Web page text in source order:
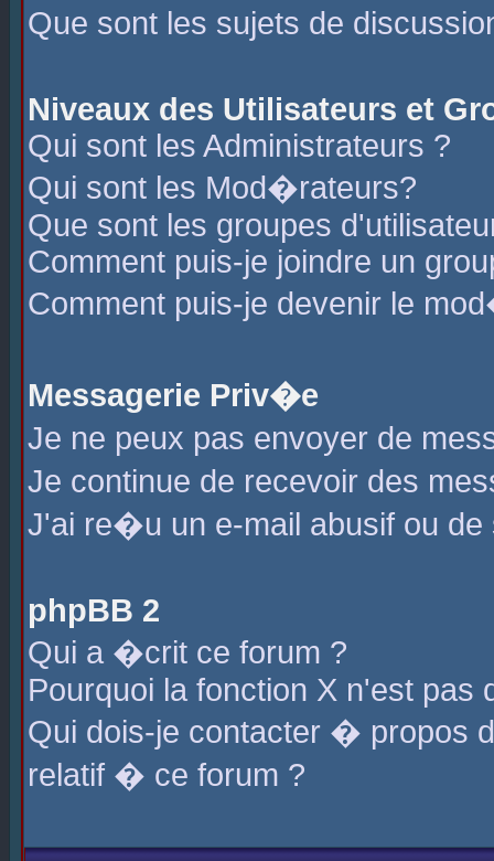
Que sont les sujets de
Niveaux des Utilisateurs et
Qui sont les Administrateurs ?
Qui sont les Mod�rateurs?
Que sont les groupes
Comment puis-je joindre un
Comment puis-je devenir le
Messagerie Priv�e
Je ne peux pas envoyer de
Je continue de recevoir des
J'ai re�u un e-mail abusif ou de
phpBB 2
Qui a �crit ce forum ?
Pourquoi la fonction X n'est pas
Qui dois-je contacter � propos
relatif � ce forum ?